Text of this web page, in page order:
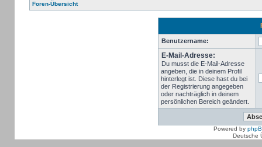
Foren-Übersicht
Benutzername:
E-Mail-Adresse:
Du musst die E-Mail-Adresse
angeben, die in deinem Profil
hinterlegt ist. Diese hast du bei
der Registrierung angegeben
oder nachträglich in deinem
persönlichen Bereich geändert.
Powered by
Deutsche